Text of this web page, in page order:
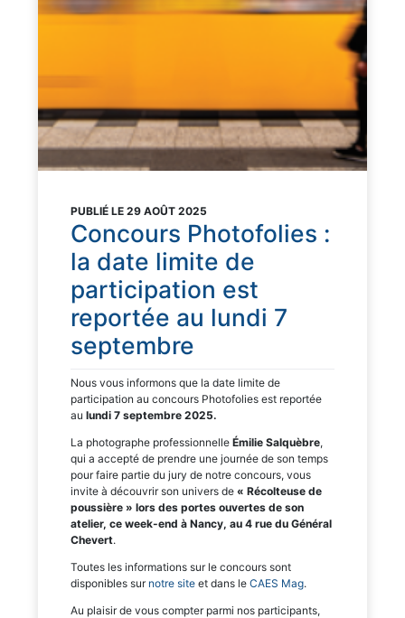
PUBLIÉ LE 29 AOÛT 2025
Concours Photofolies :
la date limite de
participation est
reportée au lundi 7
septembre
Nous vous informons que la date limite de
participation au concours Photofolies est reportée
au lundi 7 septembre 2025.
La photographe professionnelle Émilie Salquèbre,
qui a accepté de prendre une journée de son temps
pour faire partie du jury de notre concours, vous
invite à découvrir son univers de « Récolteuse de
poussière » lors des portes ouvertes de son
atelier, ce week-end à Nancy, au 4 rue du Général
Chevert.
Toutes les informations sur le concours sont
disponibles sur notre site et dans le CAES Mag.
Au plaisir de vous compter parmi nos participants,